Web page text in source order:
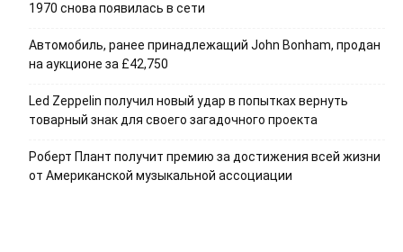
1970 снова появилась в сети
Автомобиль, ранее принадлежащий John Bonham, продан
на аукционе за £42,750
Led Zeppelin получил новый удар в попытках вернуть
товарный знак для своего загадочного проекта
Роберт Плант получит премию за достижения всей жизни
от Американской музыкальной ассоциации